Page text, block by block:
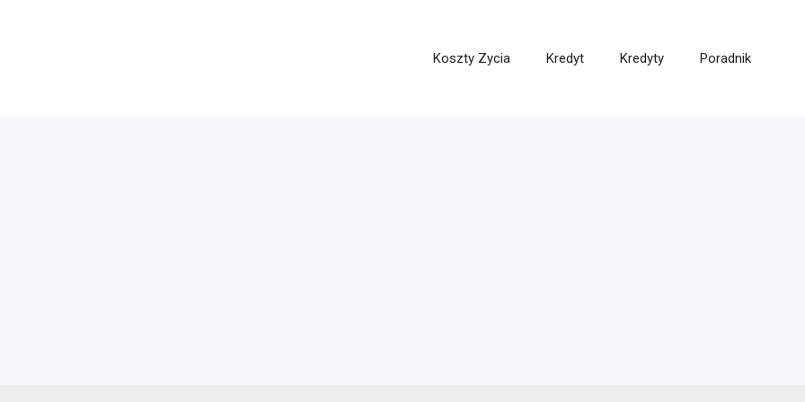
Koszty Zycia Kredyt Kredyty Poradnik